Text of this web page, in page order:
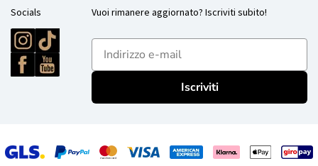
Socials Vuoi rimanere aggiornato? Iscriviti subito!
E-mailadres
Iscriviti